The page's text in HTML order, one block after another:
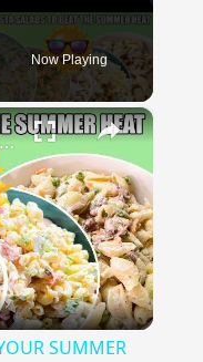
Now Playing
×
FOR YOUR SUMMER GET TOGETHERS
SUMMER